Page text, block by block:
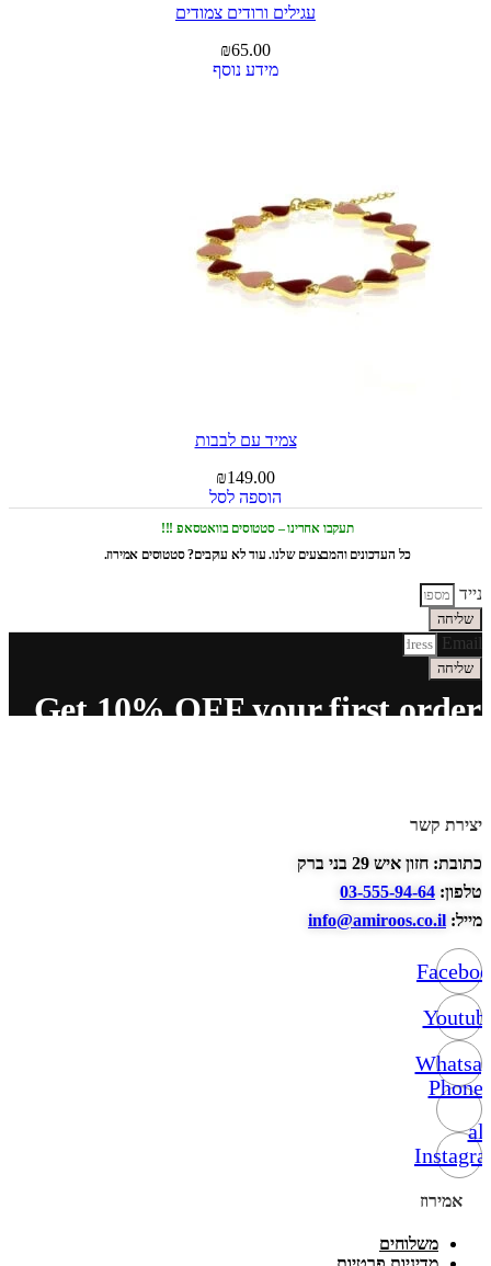
עגילים ורודים צמודים
₪65.00
מידע נוסף
צמיד עם לבבות
₪149.00
הוספה לסל
תעקבו אחרינו – סטטוסים בוואטסאפ !!!
כל העדכונים והמבצעים שלנו. עוד לא עוקבים? סטטוסים אמירוז.
נייד
שליחה
Email
שליחה
Get 10% OFF your first order
יצירת קשר
כתובת: חזון איש 29 בני ברק
טלפון: 03-555-94-64
מייל: info@amiroos.co.il
Phone-
alt
אמירוז
משלוחים